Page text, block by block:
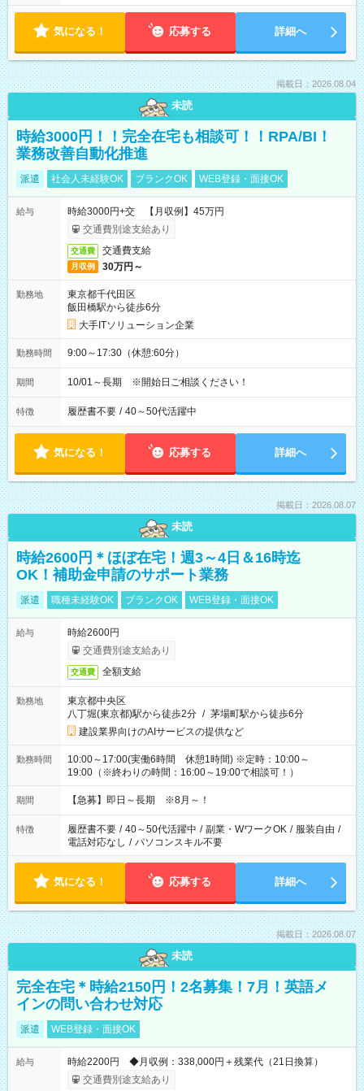
気になる！ 応募する 詳細へ
掲載日：2026.08.04
未読
時給3000円！！完全在宅も相談可！！RPA/BI！
業務改善自動化推進
派遣 社会人未経験OK ブランクOK WEB登録・面接OK
給与
時給3000円+交 【月収例】45万円
交通費別途支給あり
交通費 交通費支給
月収例 30万円～
勤務地
東京都千代田区
飯田橋駅から徒歩6分
大手ITソリューション企業
勤務時間 9:00～17:30（休憩:60分）
期間 10/01～長期 ※開始日ご相談ください！
特徴 履歴書不要 / 40～50代活躍中
気になる！ 応募する 詳細へ
掲載日：2026.08.07
未読
時給2600円＊ほぼ在宅！週3～4日＆16時迄
OK！補助金申請のサポート業務
派遣 職種未経験OK ブランクOK WEB登録・面接OK
給与
時給2600円
交通費別途支給あり
交通費 全額支給
勤務地
東京都中央区
八丁堀(東京都)駅から徒歩2分 / 茅場町駅から徒歩6分
建設業界向けのAIサービスの提供など
勤務時間
10:00～17:00(実働6時間 休憩1時間) ※定時：10:00～
19:00（※終わりの時間：16:00～19:00で相談可！）
期間 【急募】即日～長期 ※8月～！
特徴 履歴書不要 / 40～50代活躍中 / 副業・WワークOK / 服装自由 /
電話対応なし / パソコンスキル不要
気になる！ 応募する 詳細へ
掲載日：2026.08.07
未読
完全在宅＊時給2150円！2名募集！7月！英語メ
インの問い合わせ対応
派遣 WEB登録・面接OK
給与
時給2200円 ◆月収例：338,000円＋残業代（21日換算）
交通費別途支給あり